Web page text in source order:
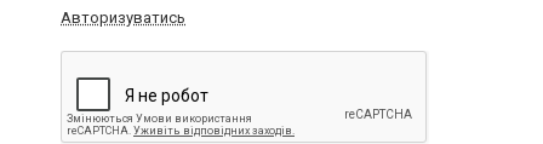
Авторизуватись